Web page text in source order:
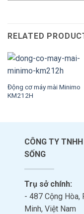
RELATED
Động cơ máy mài Minimo
KM212H
CÔNG TY
SỐNG
Trụ sở chính:
- 487 Cộng Hòa,
Minh, Việt Nam